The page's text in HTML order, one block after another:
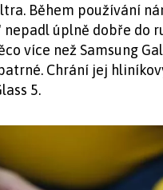
Během používání
nepadl úplně dobře do
více než Samsung
Chrání jej
5.